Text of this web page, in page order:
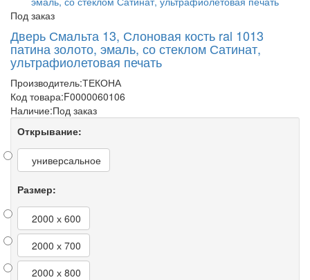
Под заказ
Дверь Смальта 13, Слоновая кость ral 1013
патина золото, эмаль, со стеклом Сатинат,
ультрафиолетовая печать
Производитель:ТЕКОНА
Код товара:F0000060106
Наличие:Под заказ
Открывание:
универсальное
Размер:
2000 х 600
2000 х 700
2000 х 800